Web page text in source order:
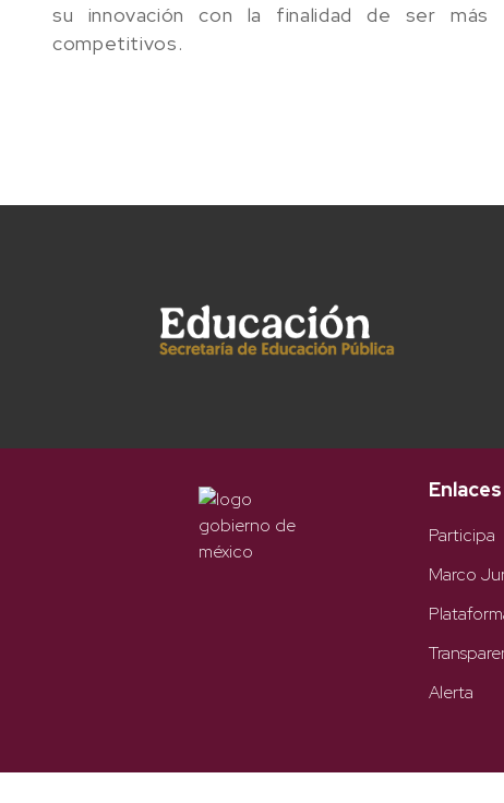
su innovación con la finalidad de ser más
competitivos.
Enlaces
Participa
Marco
Alerta